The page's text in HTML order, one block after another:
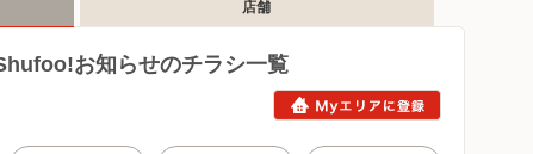
店舗
お知らせのチラシ一覧